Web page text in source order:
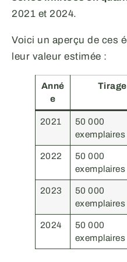
2021 et 2024.
Voici un aperçu de ces
leur valeur estimée :
Anné
e
Tirage
2021
50 000
exemplaires
2022
50 000
exemplaires
2023
50 000
exemplaires
2024
50 000
exemplaires